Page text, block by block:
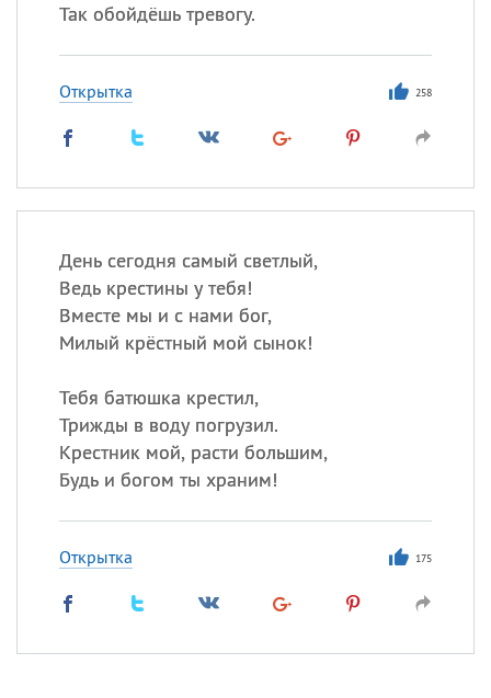
Так обойдёшь тревогу.
Открытка 258
День сегодня самый светлый,
Ведь крестины у тебя!
Вместе мы и с нами бог,
Милый крёстный мой сынок!
Тебя батюшка крестил,
Трижды в воду погрузил.
Крестник мой, расти большим,
Будь и богом ты храним!
Открытка 175